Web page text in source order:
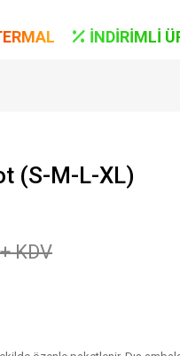
İNDIRIMLI
(S-M-L-XL)
KDV